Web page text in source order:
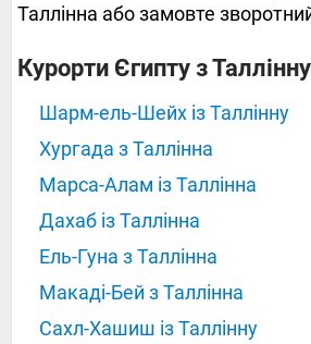
Таллінна або замовте
Курорти Єгипту з Таллінну
Шарм-ель-Шейх із Таллінну
Хургада з Таллінна
Марса-Алам із Таллінна
Дахаб із Таллінна
Ель-Гуна з Таллінна
Макаді-Бей з Таллінна
Сахл-Хашиш із Таллінну